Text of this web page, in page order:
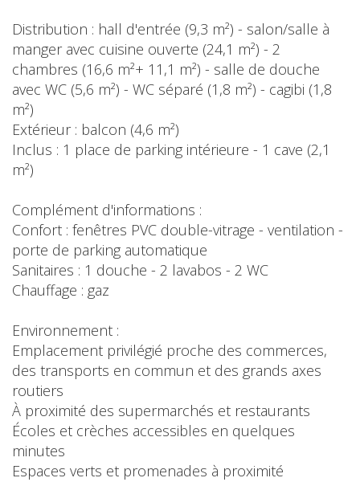
Distribution : hall d'entrée (9,3 m²) - salon/salle à
manger avec cuisine ouverte (24,1 m²) - 2
chambres (16,6 m²+ 11,1 m²) - salle de douche
avec WC (5,6 m²) - WC séparé (1,8 m²) - cagibi (1,8
m²)
Extérieur : balcon (4,6 m²)
Inclus : 1 place de parking intérieure - 1 cave (2,1
m²)
Complément d'informations :
Confort : fenêtres PVC double-vitrage - ventilation -
porte de parking automatique
Sanitaires : 1 douche - 2 lavabos - 2 WC
Chauffage : gaz
Environnement :
Emplacement privilégié proche des commerces,
des transports en commun et des grands axes
routiers
À proximité des supermarchés et restaurants
Écoles et crèches accessibles en quelques
minutes
Espaces verts et promenades à proximité